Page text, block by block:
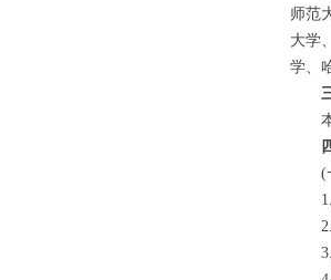
师范
大学
学、
本
(一
1.
2.
3.身